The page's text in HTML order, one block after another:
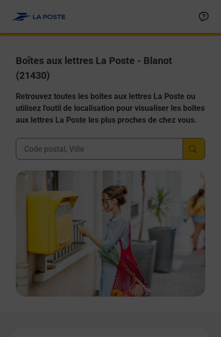
Boîtes aux lettres La Poste - Blanot
(21430)
Retrouvez toutes les boîtes aux lettres La Poste ou
utilisez l'outil de localisation pour visualiser les boîtes
aux lettres La Poste les plus proches de chez vous.
Ville, Département, Code Postal